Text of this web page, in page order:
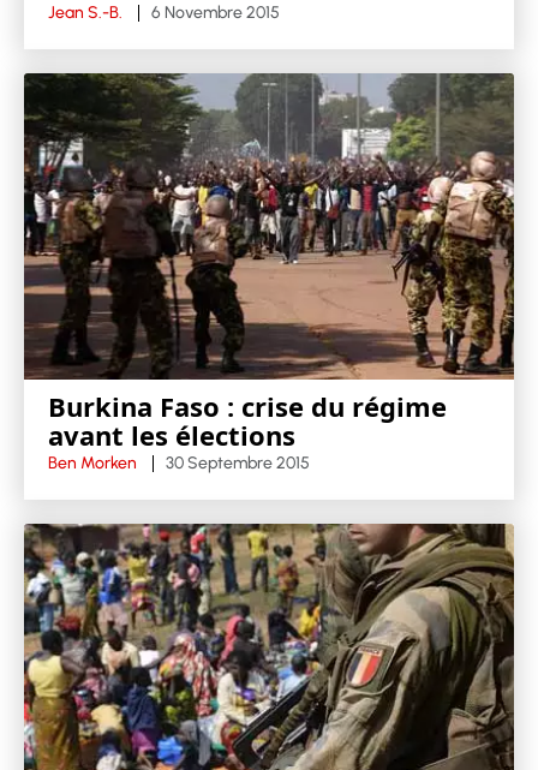
Jean S.-B. 6 Novembre 2015
Burkina Faso : crise du régime
avant les élections
Ben Morken 30 Septembre 2015